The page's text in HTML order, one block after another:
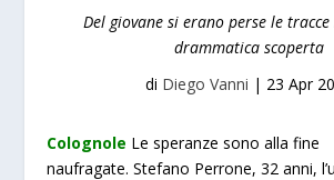
Del giovane si erano perse le
drammatica scoperta
di Diego Vanni | 23 Apr
Colognole Le speranze sono alla fine
naufragate. Stefano Perrone, 32 anni,